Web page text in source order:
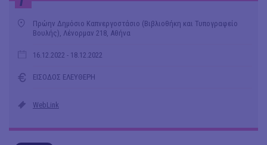
Πρώην Δημόσιο Καπνεργοστάσιο (Βιβλιοθήκη και Τυπογραφείο
Βουλής), Λένορμαν 218, Αθήνα
16.12.2022 - 18.12.2022
ΕΙΣΟΔΟΣ ΕΛΕΥΘΕΡΗ
WebLink